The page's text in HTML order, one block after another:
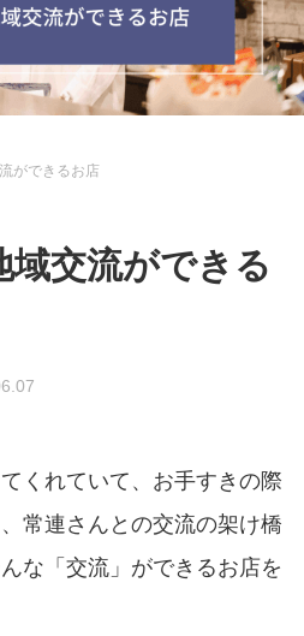
ができるお店
域交流ができる
くれていて、お手すきの際
常連さんとの交流の架け橋
な「交流」ができるお店を